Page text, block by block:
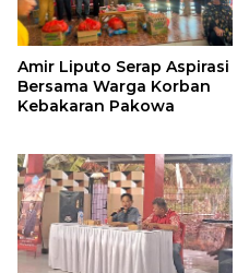
Amir Liputo Serap Aspirasi
Bersama Warga Korban
Kebakaran Pakowa